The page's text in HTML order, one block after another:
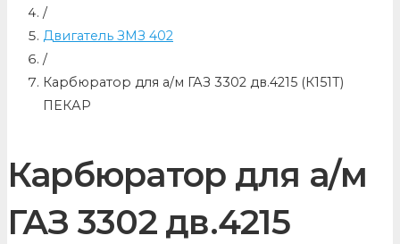
/
Двигатель ЗМЗ 402
/
Карбюратор для а/м ГАЗ 3302 дв.4215 (К151Т)
ПЕКАР
Карбюратор для а/м
ГАЗ 3302 дв.4215